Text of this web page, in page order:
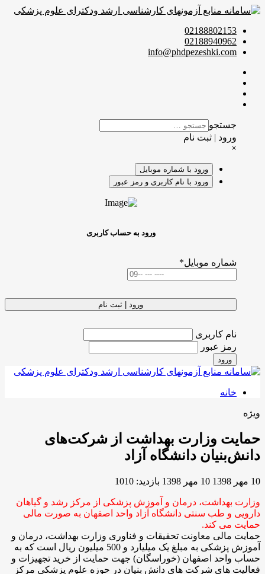
02188802153
02188940962
info@phdpezeshki.com
جستجو
ورود | ثبت نام
×
ورود با شماره موبایل
ورود با نام کاربری و رمز عبور
ورود به حساب کاربری
شماره موبایل*
ورود | ثبت نام
نام کاربری
رمز عبور
ورود
خانه
ویژه
حمایت وزارت بهداشت از شرکت‌های
دانش‌بنیان دانشگاه آزاد
10 مهر 1398 10 مهر 1398 بازدید: 1010
وزارت بهداشت، درمان و آموزش پزشکی از مرکز رشد و گیاهان
دارویی و طب سنتی دانشگاه آزاد واحد اصفهان به صورت مالی
حمایت می کند.
حمایت مالی معاونت تحقیقات و فناوری وزارت بهداشت، درمان و
آموزش پزشکی به مبلغ یک میلیارد و 500 میلیون ریال است که به
حساب واحد اصفهان (خوراسگان) جهت حمایت از خرید تجهیزات و
فعالیت های شرکت های دانش بنیان در حوزه علوم پزشکی مرکز